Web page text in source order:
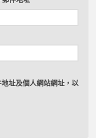
址及個人網站網址，以